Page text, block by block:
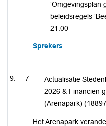
‘Omgevingsplan
beleidsregels
21:00
Sprekers
7
Actualisatie
2026 & Financiën
(Arenapark)
Het Arenapark